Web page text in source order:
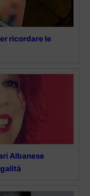
ricordare le
Albanese